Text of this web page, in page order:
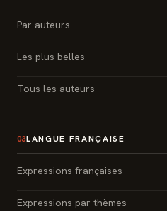
Par auteurs
Les plus belles
Tous les auteurs
03LANGUE FRANÇAISE
Expressions françaises
Expressions par thèmes